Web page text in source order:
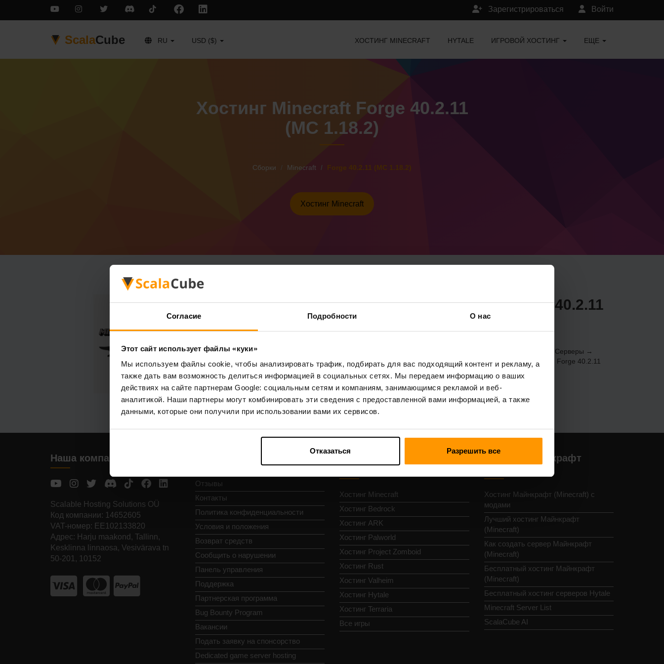
Согласие Подробности О нас
Этот сайт использует файлы «куки»
Мы используем файлы cookie, чтобы анализировать трафик, подбирать для вас подходящий контент и рекламу, а
также дать вам возможность делиться информацией в социальных сетях. Мы передаем информацию о ваших
действиях на сайте партнерам Google: социальным сетям и компаниям, занимающимся рекламой и веб-
аналитикой. Наши партнеры могут комбинировать эти сведения с предоставленной вами информацией, а также
данными, которые они получили при использовании вами их сервисов.
Отказаться Разрешить все
Войти
Зарегистрироваться
ScalaCube RU USD ($) ХОСТИНГ MINECRAFT HYTALE ИГРОВОЙ ХОСТИНГ ЕЩЕ
Хостинг Minecraft Forge 40.2.11
(MC 1.18.2)
Сборки Minecraft Forge 40.2.11 (MC 1.18.2)
Хостинг Minecraft
Как сделать сервер Minecraft Forge 40.2.11
(MC 1.18.2)
(Серверы →
Выберите свой сервер → Игровые серверы → Добавить игровой сервер → Forge 40.2.11
Наслаждайтесь игрой на сервере!
Наша компания
Scalable Hosting Solutions OÜ
Код компании: 14652605
VAT-номер: EE102133820
Адрес: Harju maakond, Tallinn,
Kesklinna linnaosa, Vesivärava tn
50-201, 10152
Отзывы
Контакты
Политика конфиденциальности
Условия и положения
Возврат средств
Сообщить о нарушении
Панель управления
Поддержка
Партнерская программа
Bug Bounty Program
Вакансии
Подать заявку на спонсорство
Dedicated game server hosting
серверов
Хостинг Minecraft
Хостинг Bedrock
Хостинг ARK
Хостинг Palworld
Хостинг Project Zomboid
Хостинг Rust
Хостинг Valheim
Хостинг Hytale
Хостинг Terraria
Все игры
Хостинг Майнкрафт
Хостинг Майнкрафт (Minecraft) с
модами
Лучший хостинг Майнкрафт
(Minecraft)
Как создать сервер Майнкрафт
(Minecraft)
Бесплатный хостинг Майнкрафт
(Minecraft)
Бесплатный хостинг серверов Hytale
Minecraft Server List
ScalaCube AI